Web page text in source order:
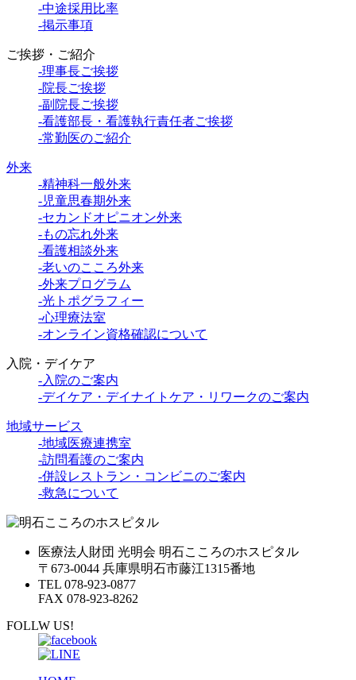
-中途採用比率
-掲示事項
ご挨拶・ご紹介
-理事長ご挨拶
-院長ご挨拶
-副院長ご挨拶
-看護部長・看護執行責任者ご挨拶
-常勤医のご紹介
外来
-精神科一般外来
-児童思春期外来
-セカンドオピニオン外来
-もの忘れ外来
-看護相談外来
-老いのこころ外来
-外来プログラム
-光トポグラフィー
-心理療法室
-オンライン資格確認について
入院・デイケア
-入院のご案内
-デイケア・デイナイトケア・リワークのご案内
地域サービス
-地域医療連携室
-訪問看護のご案内
-併設レストラン・コンビニのご案内
-救急について
医療法人財団 光明会 明石こころのホスピタル
〒673-0044 兵庫県明石市藤江1315番地
TEL 078-923-0877
FAX 078-923-8262
FOLLW US!